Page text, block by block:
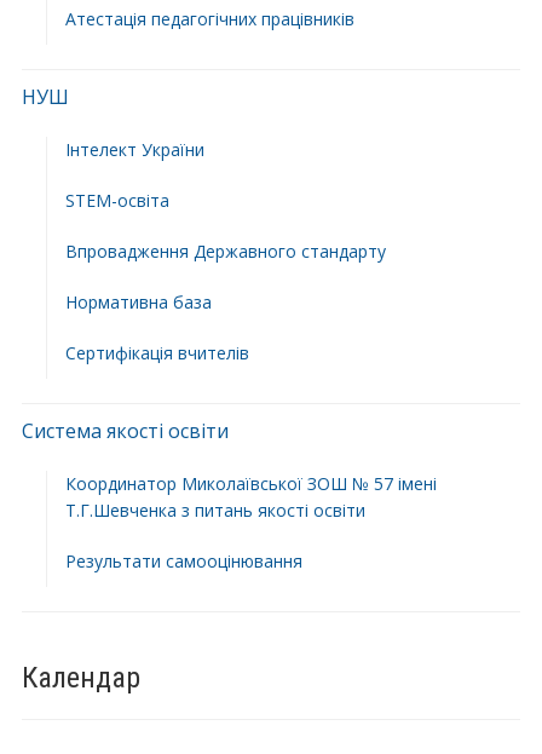
Атестація педагогічних працівників
НУШ
Інтелект України
STEM-освіта
Впровадження Державного стандарту
Нормативна база
Сертифікація вчителів
Система якості освіти
Координатор Миколаївської ЗОШ № 57 імені
Т.Г.Шевченка з питань якості освіти
Результати самооцінювання
Календар